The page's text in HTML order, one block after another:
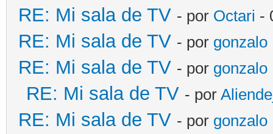
RE: Mi sala de TV - por Octari -
RE: Mi sala de TV - por gonzalo
RE: Mi sala de TV - por gonzalo
RE: Mi sala de TV - por
RE: Mi sala de TV - por gonzalo